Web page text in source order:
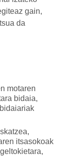
gain,
da
motaren
bidaia,
itsasokoak